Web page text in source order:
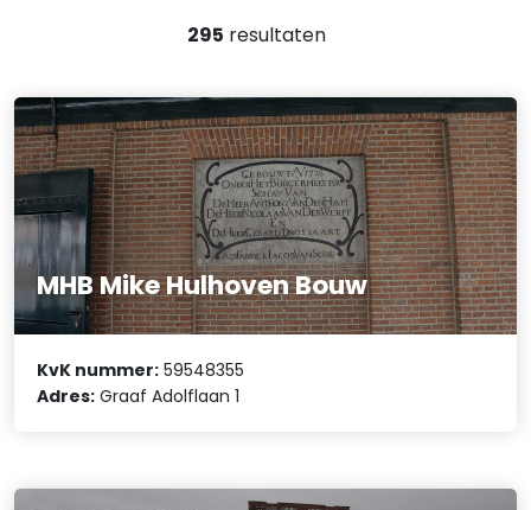
295 resultaten
MHB Mike Hulhoven Bouw
KvK nummer: 59548355
Adres: Graaf Adolflaan 1